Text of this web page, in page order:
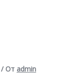
/ От admin